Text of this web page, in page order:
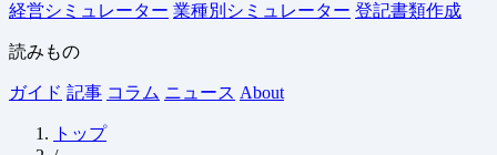
経営シミュレーター 業種別シミュレーター 登記書類作成
読みもの
ガイド 記事 コラム ニュース About
トップ